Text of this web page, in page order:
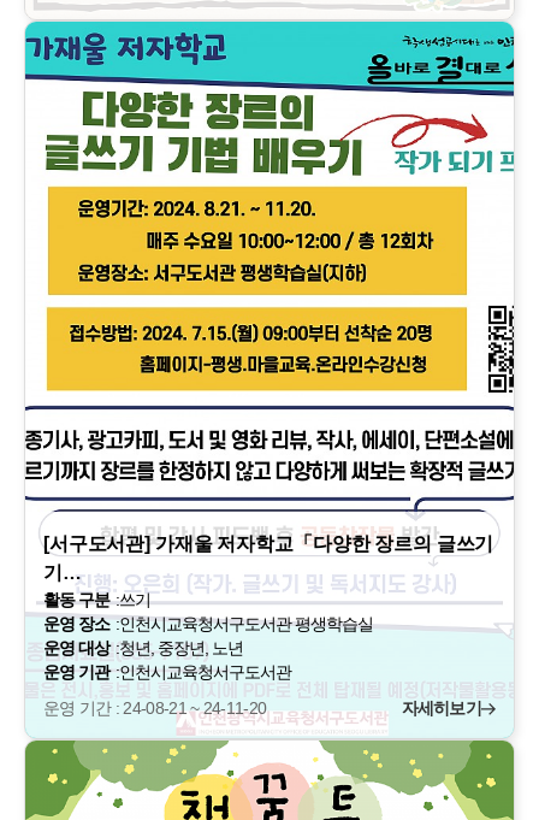
[서구도서관] 가재울 저자학교「다양한 장르의 글쓰기
기…
활동 구분 :쓰기
운영 장소 :인천시교육청서구도서관 평생학습실
운영 대상 :청년, 중장년, 노년
운영 기관 :인천시교육청서구도서관
운영 기간 : 24-08-21 ~ 24-11-20
자세히보기